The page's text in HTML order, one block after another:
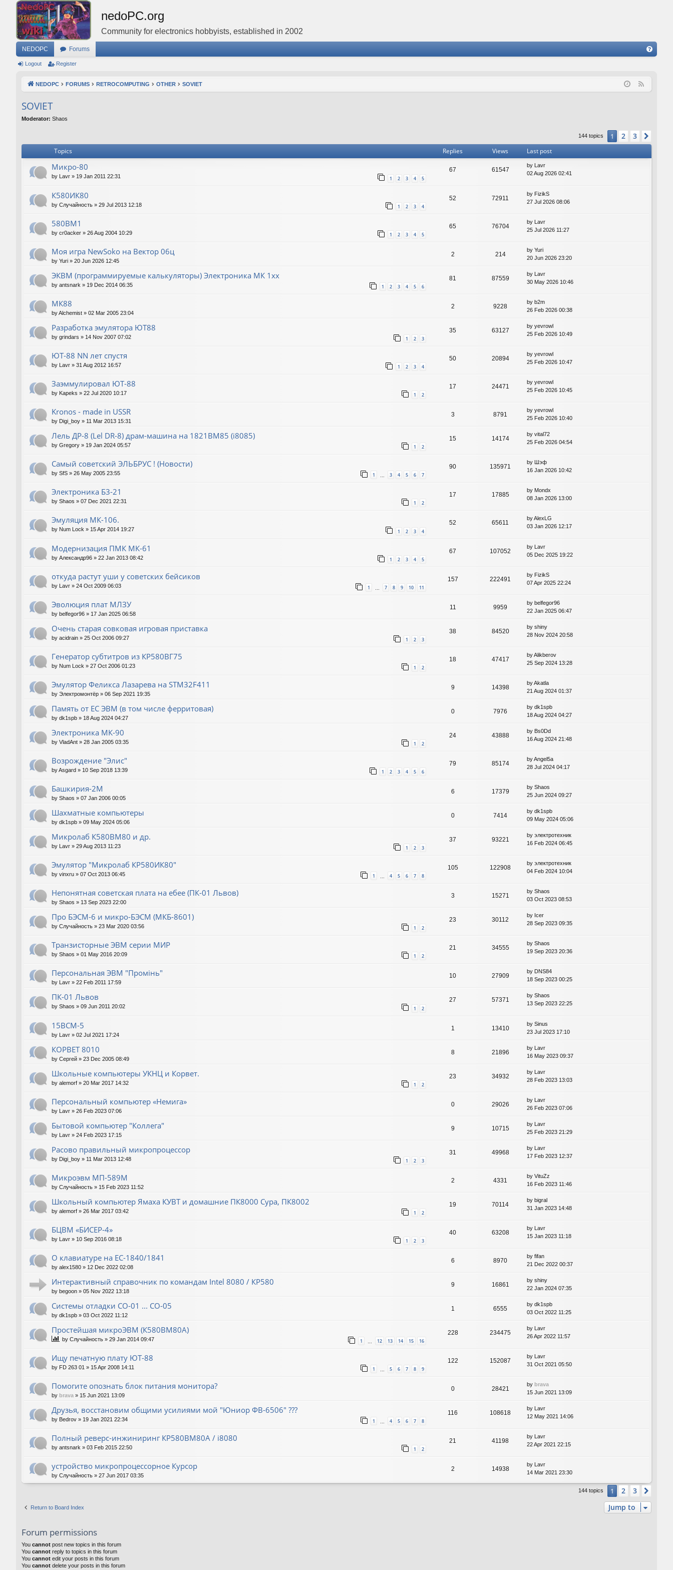
nedoPC.org
Community for electronics hobbyists, established in 2002
NEDOPC Forums
Q
Logout Register
NEDOPC FORUMS RETROCOMPUTING OTHER SOVIET
SOVIET
Moderator: Shaos
144 topics 1 2 3
Topics Replies Views Last post
Микро-80
by Lavr » 19 Jan 2011 22:31 1 2 3 4 5
67 61547
by Lavr
02 Aug 2026 02:41
К580ИК80
by Случайность » 29 Jul 2013 12:18 1 2 3 4
52 72911
by FizikS
27 Jul 2026 08:06
580ВМ1
by cr0acker » 26 Aug 2004 10:29 1 2 3 4 5
65 76704
by Lavr
25 Jul 2026 11:27
Моя игра NewSoko на Вектор 06ц
by Yuri » 20 Jun 2026 12:45
2 214
by Yuri
20 Jun 2026 23:20
ЭКВМ (программируемые калькуляторы) Электроника МК 1хх
by antsnark » 19 Dec 2014 06:35 1 2 3 4 5 6
81 87559
by Lavr
30 May 2026 10:46
МК88
byAlchemist » 02 Mar 2005 23:04
2 9228
by b2m
26 Feb 2026 00:38
Разработка эмулятора ЮТ88
by grindars » 14 Nov 2007 07:02 1 2 3
35 63127
by yevrowl
25 Feb 2026 10:49
ЮТ-88 NN лет спустя
by Lavr » 31 Aug 2012 16:57 1 2 3 4
50 20894
by yevrowl
25 Feb 2026 10:47
Заэммулировал ЮТ-88
by Kapeks » 22 Jul 2020 10:17 1 2
17 24471
by yevrowl
25 Feb 2026 10:45
Kronos - made in USSR
by Digi_boy » 11 Mar 2013 15:31
3 8791
by yevrowl
25 Feb 2026 10:40
Лель ДР-8 (Lel DR-8) драм-машина на 1821ВМ85 (i8085)
by Gregory » 19 Jan 2024 05:57 1 2
15 14174
by vital72
25 Feb 2026 04:54
Самый советский ЭЛЬБРУС ! (Новости)
by SfS » 26 May 2005 23:55 1 … 3 4 5 6 7
90 135971
by
Шэф
16 Jan 2026 10:42
Электроника Б3-21
by Shaos » 07 Dec 2021 22:31 1 2
17 17885
by Mondx
08 Jan 2026 13:00
Эмуляция МК-106.
by Num Lock » 15 Apr 2014 19:27 1 2 3 4
52 65611
byAlexLG
03 Jan 2026 12:17
Модернизация ПМК МК-61
by Александр96 » 22 Jan 2013 08:42 1 2 3 4 5
67 107052
by Lavr
05 Dec 2025 19:22
откуда растут уши у советских бейсиков
by Lavr » 24 Oct 2009 06:03 1 7 8 9 10 11
157 222491
by FizikS
07 Apr 2025 22:24
Эволюция плат МЛЗУ
by belfegor96 » 17 Jan 2025 06:58
11 9959
by belfegor96
22 Jan 2025 06:47
Очень старая совковая игровая приставка
by acidrain » 25 Oct 2006 09:27 1 2 3
38 84520
by shiny
28 Nov 2024 20:58
Генератор субтитров из КР580ВГ75
by Num Lock » 27 Oct 2006 01:23 1 2
18 47417
byAlikberov
25 Sep 2024 13:28
Эмулятор Феликса Лазарева на STM32F411
by Электромонтёр » 06 Sep 2021 19:35
9 14398
byAkatla
21 Aug 2024 01:37
Память от ЕС ЭВМ (в том числе ферритовая)
by dk1spb » 18 Aug 2024 04:27
0 7976
by dk1spb
18 Aug 2024 04:27
Электроника МК-90
by VladAnt » 28 Jan 2005 03:35 1 2
24 43888
by Bs0Dd
16 Aug 2024 21:48
Возрождение "Элис"
byAsgard » 10 Sep 2018 13:39 1 2 3 4 5 6
79 85174
byAngel5a
28 Jul 2024 04:17
Башкирия-2М
by Shaos » 07 Jan 2006 00:05
6 17379
by Shaos
25 Jun 2024 09:27
Шахматные компьютеры
by dk1spb » 09 May 2024 05:06
0 7414
by dk1spb
09 May 2024 05:06
Микролаб К580ВМ80 и др.
by Lavr » 29 Aug 2013 11:23 1 2 3
37 93221
by электротехник
16 Feb 2024 06:45
Эмулятор "Микролаб КР580ИК80"
by vinxru » 07 Oct 2013 06:45 1 … 4 5 6 7 8
105 122908
by электротехник
04 Feb 2024 10:04
Непонятная советская плата на ебее (ПК-01 Львов)
by Shaos » 13 Sep 2023 22:00
3 15271
by Shaos
03 Oct 2023 08:53
Про БЭСМ-6 и микро-БЭСМ (МКБ-8601)
by Случайность » 23 Mar 2020 03:56 1 2
23 30112
by Icer
28 Sep 2023 09:35
Транзисторные ЭВМ серии МИР
by Shaos » 01 May 2016 20:09 1 2
21 34555
by Shaos
19 Sep 2023 20:36
Персональная ЭВМ "Промiнь"
by Lavr » 22 Feb 2011 17:59
10 27909
by DNS84
18 Sep 2023 00:25
ПК-01 Львов
by Shaos » 09 Jun 2011 20:02 1 2
27 57371
by Shaos
13 Sep 2023 22:25
15ВСМ-5
by Lavr » 02 Jul 2021 17:24
1 13410
by Sinus
23 Jul 2023 17:10
КОРВЕТ 8010
by Сергей » 23 Dec 2005 08:49
8 21896
by Lavr
16 May 2023 09:37
Школьные компьютеры УКНЦ и Корвет.
by alemorf » 20 Mar 2017 14:32 1 2
23 34932
by Lavr
28 Feb 2023 13:03
Персональный компьютер «Немига»
by Lavr » 26 Feb 2023 07:06
0 29026
by Lavr
26 Feb 2023 07:06
Бытовой компьютер "Коллега"
by Lavr » 24 Feb 2023 17:15
9 10715
by Lavr
25 Feb 2023 21:29
Расово правильный микропроцессор
by Digi_boy » 11 Mar 2013 12:48 1 2 3
31 49968
by Lavr
17 Feb 2023 12:37
Микроэвм МП-589М
by Случайность » 15 Feb 2023 11:52
2 4331
by VituZz
16 Feb 2023 11:46
Школьный компьютер Ямаха КУВТ и домашние ПК8000 Сура, ПК8002
by alemorf » 26 Mar 2017 03:42 1 2
19 70114
by bigral
31 Jan 2023 14:48
БЦВМ «БИСЕР-4»
by Lavr » 10 Sep 2016 08:18 1 2 3
40 63208
by Lavr
15 Jan 2023 11:18
О клавиатуре на ЕС-1840/1841
by alex1580 » 12 Dec 2022 02:08
6 8970
by fifan
21 Dec 2022 00:37
Интерактивный справочник по командам Intel 8080 / КР580
by begoon » 05 Nov 2022 13:18
9 16861
by shiny
22 Jan 2024 07:35
Системы отладки СО-01 ... СО-05
by dk1spb » 03 Oct 2022 11:12
1 6555
by dk1spb
03 Oct 2022 11:25
Простейшая микроЭВМ (К580ВМ80А)
by Случайность » 29 Jan 2014 09:47 1 … 12 13 14 15 16
228 234475
by Lavr
26 Apr 2022 11:57
Ищу печатную плату ЮТ-88
by FD 263 01 » 15 Apr 2008 14:11 1 … 5 6 7 8 9
122 152087
by Lavr
31 Oct 2021 05:50
Помогите опознать блок питания монитора?
by brava » 15 Jun 2021 13:09
0 28421
by brava
15 Jun 2021 13:09
Друзья, восстановим общими усилиями мой "Юниор ФВ-6506" ???
by Bedrov » 19 Jan 2021 22:34 1 … 4 5 6 7 8
116 108618
by Lavr
12 May 2021 14:06
Полный реверс-инжиниринг КР580ВМ80А / i8080
by antsnark » 03 Feb 2015 22:50 1 2
21 41198
by
Lavr
22 Apr 2021 22:15
устройство микропроцессорное Курсор
by Случайность » 27 Jun 2017 03:35
2 14938
by
Lavr
14 Mar 2021 23:30
144 topics 1 2 3
Return to Board Index Jump to
Forum permissions
You cannot post new topics in this forum
You cannot reply to topics in this forum
You cannot edit your posts in this forum
You cannot delete your posts in this forum